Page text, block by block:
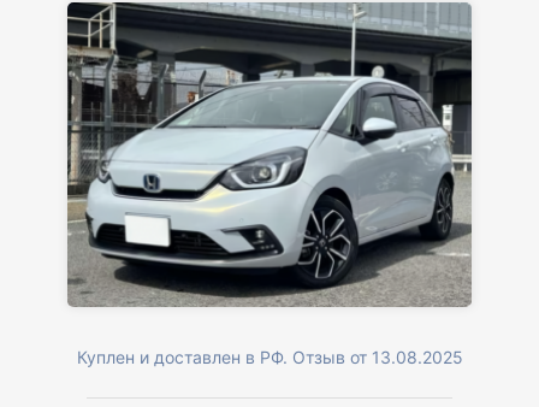
Куплен и доставлен в РФ. Отзыв от 13.08.2025